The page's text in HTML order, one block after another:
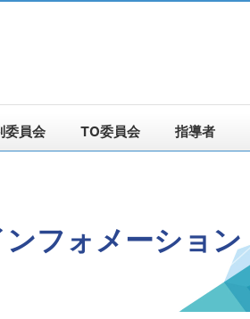
委員会 TO委員会 指導者
ンフォメーション